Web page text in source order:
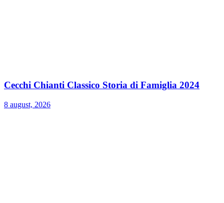
Cecchi Chianti Classico Storia di Famiglia 2024
8 august, 2026